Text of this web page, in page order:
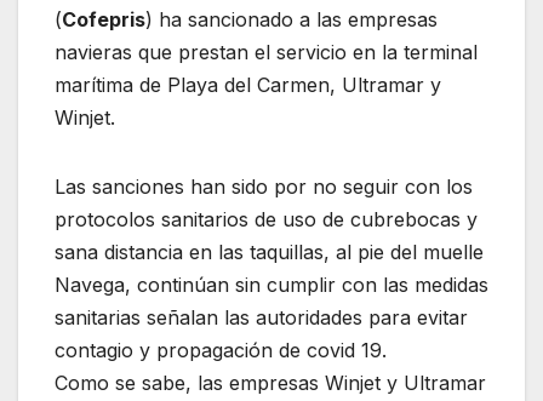
(Cofepris) ha sancionado a las empresas
navieras que prestan el servicio en la terminal
marítima de Playa del Carmen, Ultramar y
Winjet.
Las sanciones han sido por no seguir con los
protocolos sanitarios de uso de cubrebocas y
sana distancia en las taquillas, al pie del muelle
Navega, continúan sin cumplir con las medidas
sanitarias señalan las autoridades para evitar
contagio y propagación de covid 19.
Como se sabe, las empresas Winjet y Ultramar